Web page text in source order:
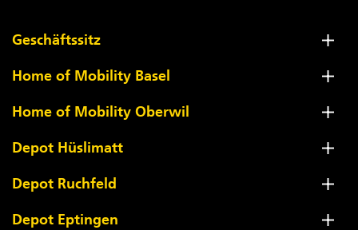
Geschäftssitz
Home of Mobility Basel
Home of Mobility Oberwil
Depot Hüslimatt
Depot Ruchfeld
Depot Eptingen